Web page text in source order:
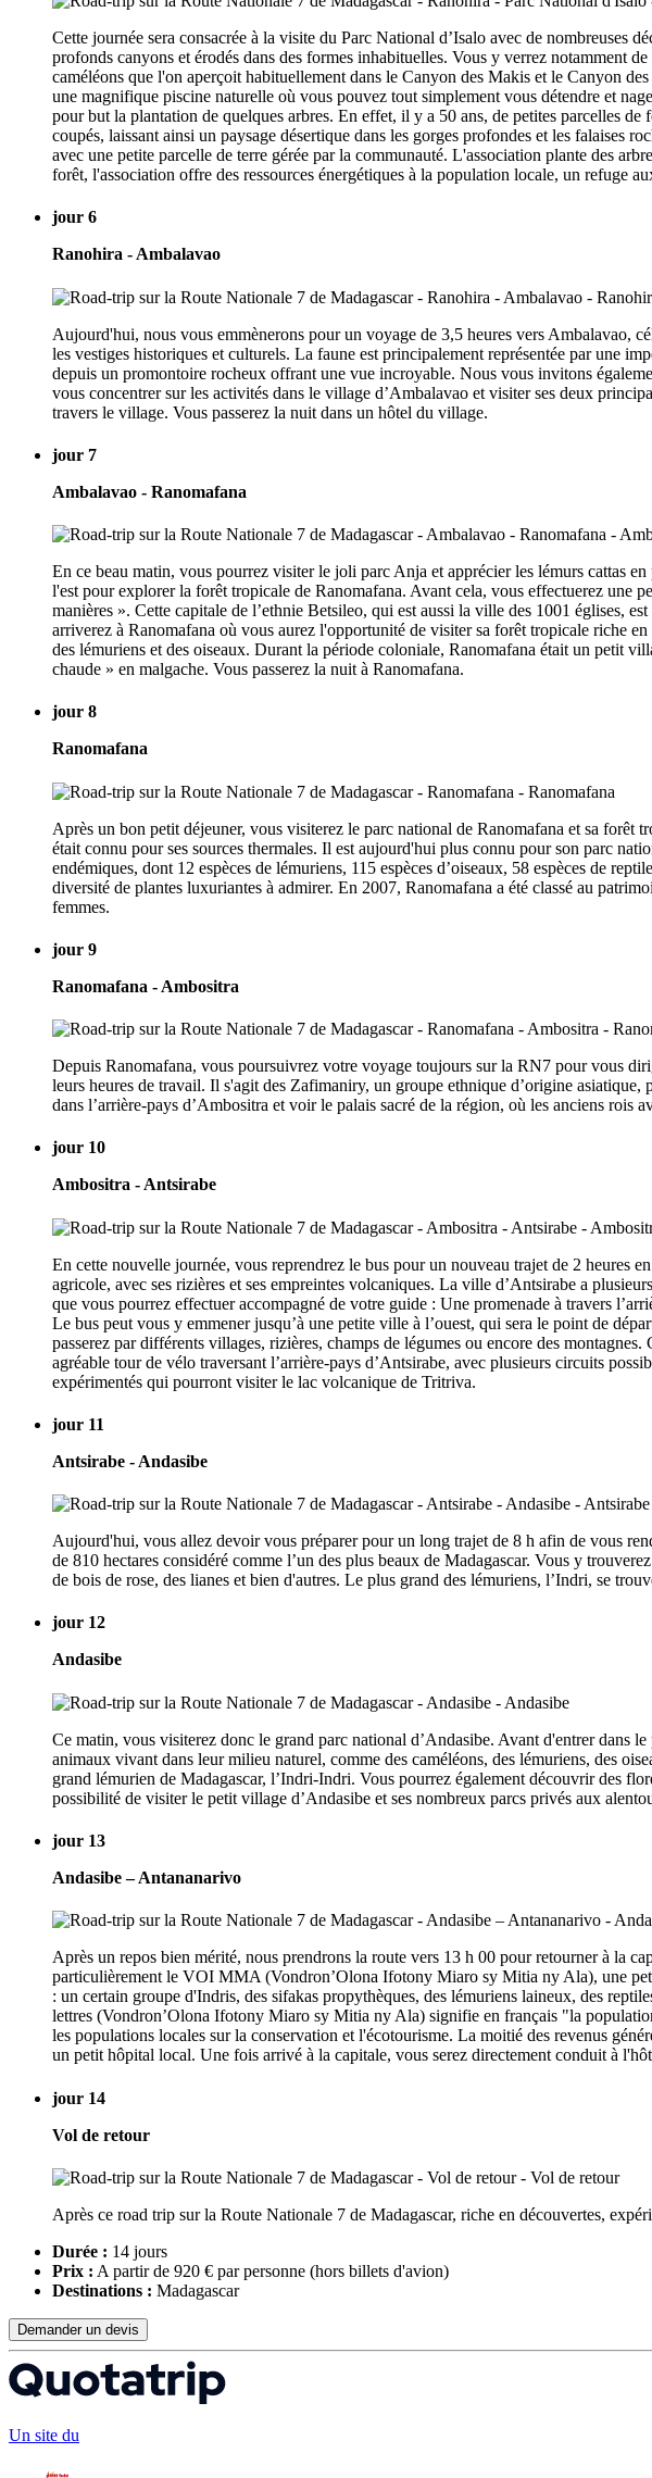
Cette journée sera consacrée à la visite du Parc National d’Isalo avec de nombreuses
profonds canyons et érodés dans des formes inhabituelles. Vous y verrez notamment
caméléons que l'on aperçoit habituellement dans le Canyon des Makis et le Canyon
une magnifique piscine naturelle où vous pouvez tout simplement vous détendre et
pour but la plantation de quelques arbres. En effet, il y a 50 ans, de petites parcelles
coupés, laissant ainsi un paysage désertique dans les gorges profondes et les falaises
avec une petite parcelle de terre gérée par la communauté. L'association plante des
forêt, l'association offre des ressources énergétiques à la population locale, un refuge
jour 6
Ranohira - Ambalavao
Aujourd'hui, nous vous emmènerons pour un voyage de 3,5 heures vers Ambalavao,
les vestiges historiques et culturels. La faune est principalement représentée par une
depuis un promontoire rocheux offrant une vue incroyable. Nous vous invitons
vous concentrer sur les activités dans le village d’Ambalavao et visiter ses deux
travers le village. Vous passerez la nuit dans un hôtel du village.
jour 7
Ambalavao - Ranomafana
En ce beau matin, vous pourrez visiter le joli parc Anja et apprécier les lémurs cattas
l'est pour explorer la forêt tropicale de Ranomafana. Avant cela, vous effectuerez une
manières ». Cette capitale de l’ethnie Betsileo, qui est aussi la ville des 1001
arriverez à Ranomafana où vous aurez l'opportunité de visiter sa forêt tropicale riche
des lémuriens et des oiseaux. Durant la période coloniale, Ranomafana était un petit
chaude » en malgache. Vous passerez la nuit à Ranomafana.
jour 8
Ranomafana
Après un bon petit déjeuner, vous visiterez le parc national de Ranomafana et sa forêt
était connu pour ses sources thermales. Il est aujourd'hui plus connu pour son parc
endémiques, dont 12 espèces de lémuriens, 115 espèces d’oiseaux, 58 espèces de
diversité de plantes luxuriantes à admirer. En 2007, Ranomafana a été classé au
femmes.
jour 9
Ranomafana - Ambositra
Depuis Ranomafana, vous poursuivrez votre voyage toujours sur la RN7 pour vous
leurs heures de travail. Il s'agit des Zafimaniry, un groupe ethnique d’origine
dans l’arrière-pays d’Ambositra et voir le palais sacré de la région, où les anciens rois
jour 10
Ambositra - Antsirabe
En cette nouvelle journée, vous reprendrez le bus pour un nouveau trajet de 2 heures
agricole, avec ses rizières et ses empreintes volcaniques. La ville d’Antsirabe a
que vous pourrez effectuer accompagné de votre guide : Une promenade à travers
Le bus peut vous y emmener jusqu’à une petite ville à l’ouest, qui sera le point de
passerez par différents villages, rizières, champs de légumes ou encore des
agréable tour de vélo traversant l’arrière-pays d’Antsirabe, avec plusieurs circuits
expérimentés qui pourront visiter le lac volcanique de Tritriva.
jour 11
Antsirabe - Andasibe
Aujourd'hui, vous allez devoir vous préparer pour un long trajet de 8 h afin de vous
de 810 hectares considéré comme l’un des plus beaux de Madagascar. Vous y
de bois de rose, des lianes et bien d'autres. Le plus grand des lémuriens, l’Indri, se
jour 12
Andasibe
Ce matin, vous visiterez donc le grand parc national d’Andasibe. Avant d'entrer dans
animaux vivant dans leur milieu naturel, comme des caméléons, des lémuriens, des
grand lémurien de Madagascar, l’Indri-Indri. Vous pourrez également découvrir des
possibilité de visiter le petit village d’Andasibe et ses nombreux parcs privés aux
jour 13
Andasibe – Antananarivo
Après un repos bien mérité, nous prendrons la route vers 13 h 00 pour retourner à la
particulièrement le VOI MMA (Vondron’Olona Ifotony Miaro sy Mitia ny Ala), une
: un certain groupe d'Indris, des sifakas propythèques, des lémuriens laineux, des
lettres (Vondron’Olona Ifotony Miaro sy Mitia ny Ala) signifie en français "la
les populations locales sur la conservation et l'écotourisme. La moitié des revenus
un petit hôpital local. Une fois arrivé à la capitale, vous serez directement conduit à
jour 14
Vol de retour
Après ce road trip sur la Route Nationale 7 de Madagascar, riche en découvertes,
Durée : 14 jours
Prix : A partir de 920 € par personne (hors billets d'avion)
Destinations : Madagascar
Demander un devis
Un site du